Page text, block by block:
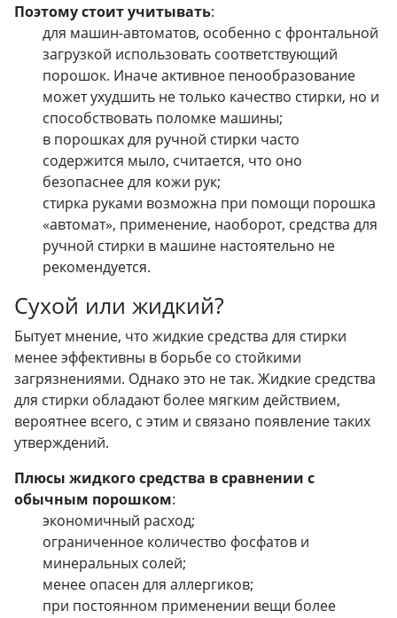
Поэтому стоит учитывать:
для машин-автоматов, особенно с фронтальной
загрузкой использовать соответствующий
порошок. Иначе активное пенообразование
может ухудшить не только качество стирки, но и
способствовать поломке машины;
в порошках для ручной стирки часто
содержится мыло, считается, что оно
безопаснее для кожи рук;
стирка руками возможна при помощи порошка
«автомат», применение, наоборот, средства для
ручной стирки в машине настоятельно не
рекомендуется.
Сухой или жидкий?
Бытует мнение, что жидкие средства для стирки
менее эффективны в борьбе со стойкими
загрязнениями. Однако это не так. Жидкие средства
для стирки обладают более мягким действием,
вероятнее всего, с этим и связано появление таких
утверждений.
Плюсы жидкого средства в сравнении с
обычным порошком:
экономичный расход;
ограниченное количество фосфатов и
минеральных солей;
менее опасен для аллергиков;
при постоянном применении вещи более